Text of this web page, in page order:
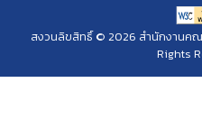
สงวนลิขสิทธิ์ © 2026 สำนักงานค
Rights